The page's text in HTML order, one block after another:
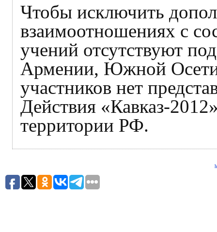
Чтобы исключить
взаимоотношениях с
учений отсутствуют
Армении, Южной
участников нет
Действия «Кавказ-
территории РФ.